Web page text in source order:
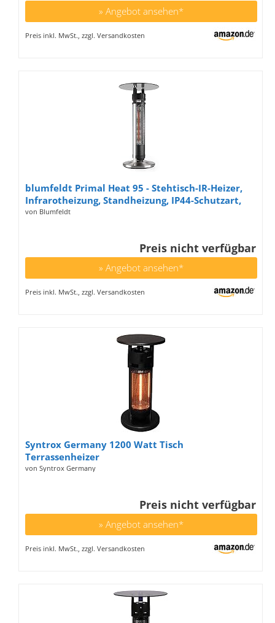
» Angebot ansehen*
Preis inkl. MwSt., zzgl. Versandkosten
blumfeldt Primal Heat 95 - Stehtisch-IR-Heizer,
Infrarotheizung, Standheizung, IP44-Schutzart,
1600 Watt, Infrarot-Annäherungssensoren, Höhe:
von Blumfeldt
Preis nicht verfügbar
» Angebot ansehen*
Preis inkl. MwSt., zzgl. Versandkosten
Syntrox Germany 1200 Watt Tisch
Terrassenheizer
von Syntrox Germany
Preis nicht verfügbar
» Angebot ansehen*
Preis inkl. MwSt., zzgl. Versandkosten